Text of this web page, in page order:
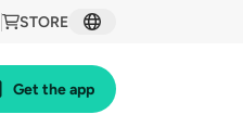
STORE
Get the app